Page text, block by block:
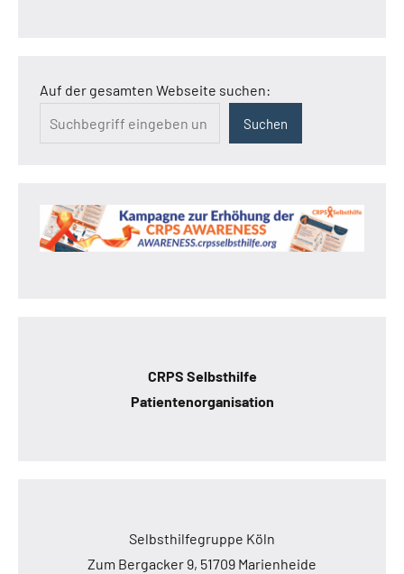
Auf der gesamten Webseite suchen:
Suchen
CRPS Selbsthilfe
Patientenorganisation
Selbsthilfegruppe Köln
Zum Bergacker 9, 51709 Marienheide